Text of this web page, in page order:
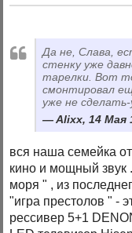
Да не, Слава,
стенку уже
тарелки. Вот
смонтировал
уже не сделать-
Alixx, 14 Мая
вся наша семейка
кино и мощный звук
моря " , из
"игра престолов " -
рессивер 5+1